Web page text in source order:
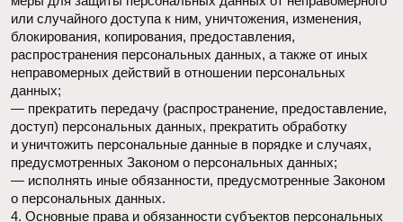
субъектов персональных данных или в судебном порядке
неправомерные действия или бездействие Оператора при
обработке его персональных данных;
— на осуществление иных прав, предусмотренных
законодательством РФ.
— предоставлять Оператору достоверные данные о себе;
— сообщать Оператору об уточнении (обновлении,
изменении) своих персональных данных.
4.3. Лица, передавшие Оператору недостоверные сведения
о себе, либо сведения о другом субъекте персональных
данных без согласия последнего, несут ответственность
в соответствии с законодательством РФ.
5. Оператор может обрабатывать следующие персональные
данные Пользователя